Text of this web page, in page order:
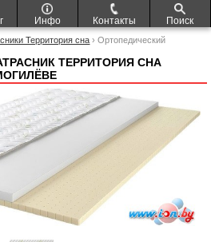
Инфо Контакты Поиск
Территория сна › Ортопедический
ТЕРРИТОРИЯ СНА